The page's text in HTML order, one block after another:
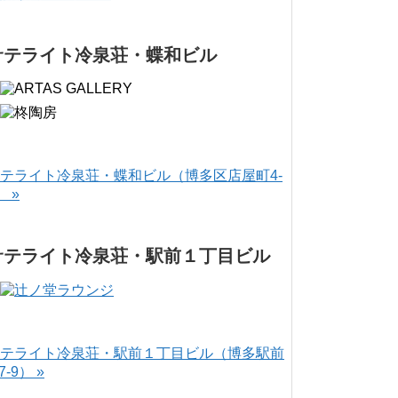
テライト冷泉荘・蝶和ビル
ライト冷泉荘・蝶和ビル（博多区店屋町4-
»
テライト冷泉荘・駅前１丁目ビル
ライト冷泉荘・駅前１丁目ビル（博多駅前
9） »